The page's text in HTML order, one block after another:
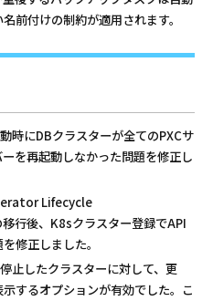
前付けの制約が適用されます。
時にDBクラスターが全てのPXCサ
を再起動しなかった問題を修正し
Lifecycle
行後、K8sクラスター登録でAPI
修正しました。
止したクラスターに対して、更
するオプションが有効でした。こ